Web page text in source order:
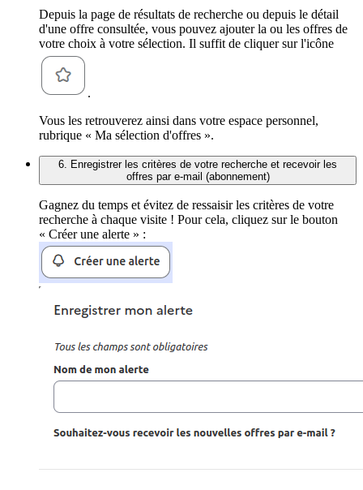
Depuis la page de résultats de recherche ou depuis le détail
d'une offre consultée, vous pouvez ajouter la ou les offres de
votre choix à votre sélection. Il suffit de cliquer sur l'icône
.
Vous les retrouverez ainsi dans votre espace personnel,
rubrique « Ma sélection d'offres ».
6. Enregistrer les critères de votre recherche et recevoir les
offres par e-mail (abonnement)
Gagnez du temps et évitez de ressaisir les critères de votre
recherche à chaque visite ! Pour cela, cliquez sur le bouton
« Créer une alerte » :